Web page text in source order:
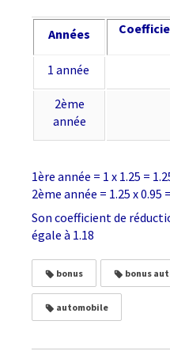
Années
1 année
2ème
année
1ère année = 1 x 1.25 =
2ème année = 1.25 x 0.95
Son coefficient de
égale à 1.18
bonus bonus
automobile